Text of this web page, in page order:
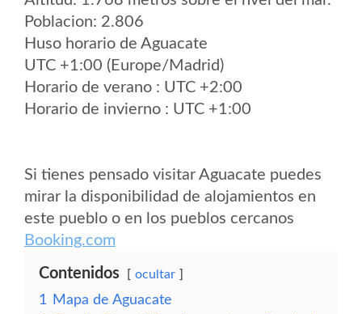
Poblacion: 2.806
Huso horario de Aguacate
UTC +1:00 (Europe/Madrid)
Horario de verano : UTC +2:00
Horario de invierno : UTC +1:00
Si tienes pensado visitar Aguacate puedes
mirar la disponibilidad de alojamientos en
este pueblo o en los pueblos cercanos
Booking.com
Contenidos ocultar
1
Mapa de Aguacate